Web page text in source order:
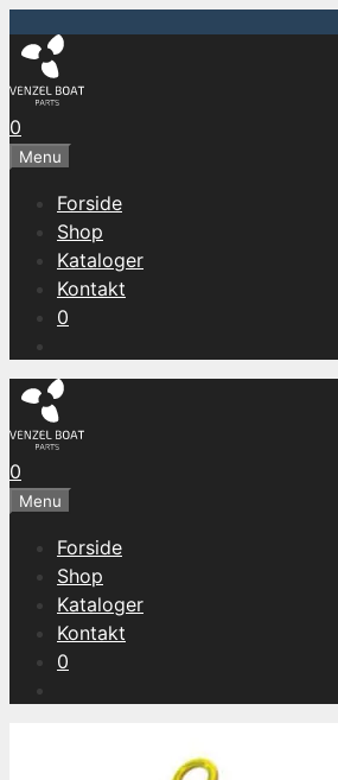
Hop
indhold
0
Menu
Forside
Shop
Kataloger
Kontakt
0
0
Menu
Forside
Shop
Kataloger
Kontakt
0